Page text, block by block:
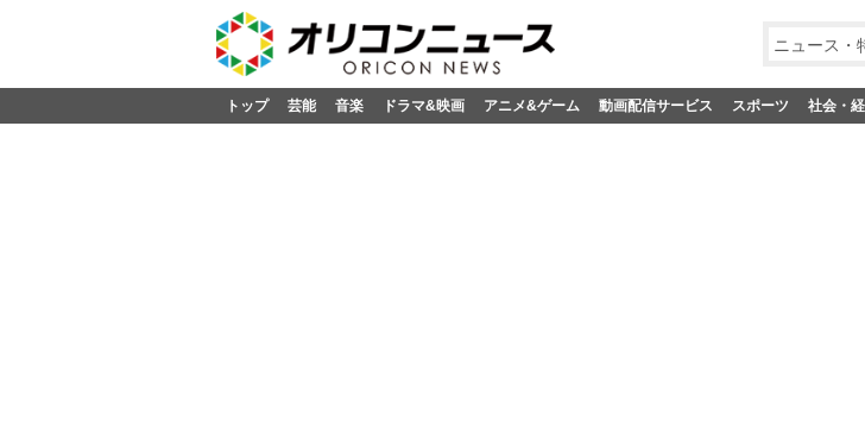
ニュース・
トップ 芸能 音楽 ドラマ&映画 アニメ&ゲーム 動画配信サービス スポーツ 社会・